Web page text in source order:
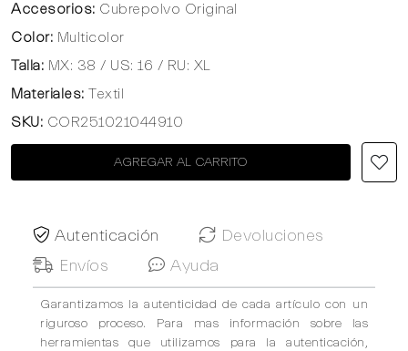
Accesorios: Cubrepolvo Original
Color: Multicolor
Talla: MX: 38 / US: 16 / RU: XL
Materiales: Textil
SKU: COR251021044910
AGREGAR AL CARRITO
Autenticación
Devoluciones
Envíos
Ayuda
Garantizamos la autenticidad de cada artículo con un
riguroso proceso. Para mas información sobre las
herramientas que utilizamos para la autenticación,